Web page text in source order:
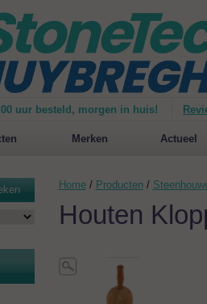
uur besteld, morgen in huis!
voor een demonstratie van de Mirage 1500
Merken Actueel
Home / Producten/
Houten